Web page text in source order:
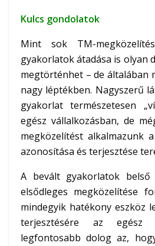
Kulcs gondolatok
Mint sok TM-
gyakorlatok átadása is olyan
megtörténhet – de általában
nagy léptékben. Nagyszerű
gyakorlat természetesen
egész vállalkozásban, de
megközelítést alkalmazunk
azonosítása és terjesztése
A bevált gyakorlatok belső
elsődleges megközelítése
mindegyik hatékony eszköz
terjesztésére az egész
legfontosabb dolog az,